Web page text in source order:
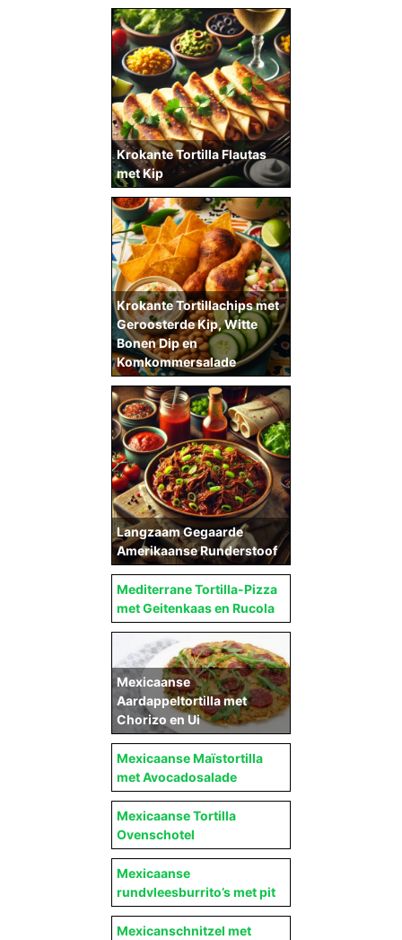
Krokante Tortilla Flautas
met Kip
Krokante Tortillachips met
Geroosterde Kip, Witte
Bonen Dip en
Komkommersalade
Langzaam Gegaarde
Amerikaanse Runderstoof
Mediterrane Tortilla-Pizza
met Geitenkaas en Rucola
Mexicaanse
Aardappeltortilla met
Chorizo en Ui
Mexicaanse Maïstortilla
met Avocadosalade
Mexicaanse
rundvleesburrito’s met pit
Mexicaanse Tortilla
Ovenschotel
Mexicanschnitzel met